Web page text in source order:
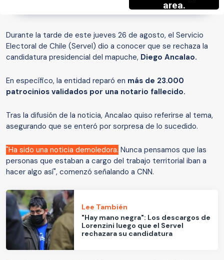
Durante la tarde de este jueves 26 de agosto, el Servicio
Electoral de Chile (Servel) dio a conocer que se rechaza la
candidatura presidencial del mapuche, Diego Ancalao.
En específico, la entidad reparó en más de 23.000
patrocinios validados por una notario fallecido.
Tras la difusión de la noticia, Ancalao quiso referirse al tema,
asegurando que se enteró por sorpresa de lo sucedido.
"Ha sido una noticia demoledora. Nunca pensamos que las
personas que estaban a cargo del trabajo territorial iban a
hacer algo así", comenzó señalando a CNN.
Lee También
"Hay mano negra": Los descargos de
Lorenzini luego que el Servel
rechazara su candidatura